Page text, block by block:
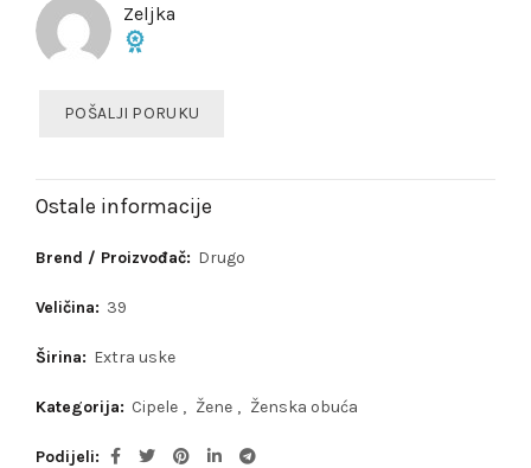
Zeljka
POŠALJI PORUKU
Ostale informacije
Brend / Proizvođač: Drugo
Veličina: 39
Širina: Extra uske
Kategorija: Cipele , Žene , Ženska obuća
Podijeli